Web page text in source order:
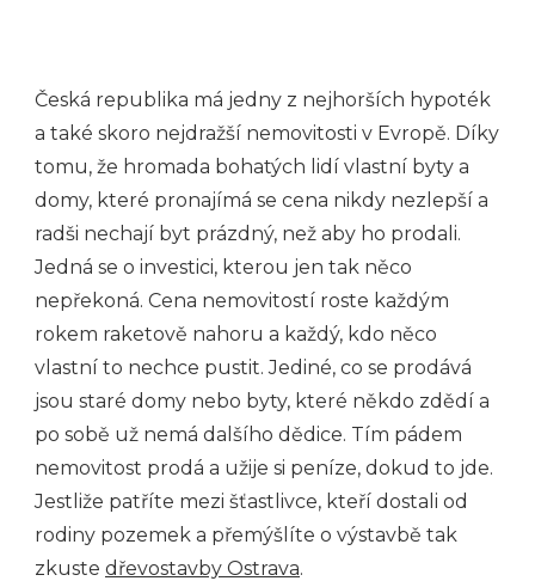
Česká republika má jedny z nejhorších hypoték
a také skoro nejdražší nemovitosti v Evropě. Díky
tomu, že hromada bohatých lidí vlastní byty a
domy, které pronajímá se cena nikdy nezlepší a
radši nechají byt prázdný, než aby ho prodali.
Jedná se o investici, kterou jen tak něco
nepřekoná. Cena nemovitostí roste každým
rokem raketově nahoru a každý, kdo něco
vlastní to nechce pustit. Jediné, co se prodává
jsou staré domy nebo byty, které někdo zdědí a
po sobě už nemá dalšího dědice. Tím pádem
nemovitost prodá a užije si peníze, dokud to jde.
Jestliže patříte mezi šťastlivce, kteří dostali od
rodiny pozemek a přemýšlíte o výstavbě tak
zkuste dřevostavby Ostrava.